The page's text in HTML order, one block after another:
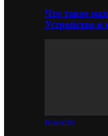
Что такое
Устройство и
Новости